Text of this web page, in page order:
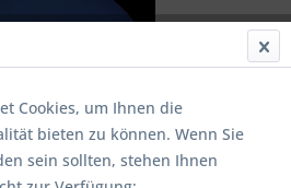
Cookies, um Ihnen die
bieten zu können. Wenn Sie
sein sollten, stehen Ihnen